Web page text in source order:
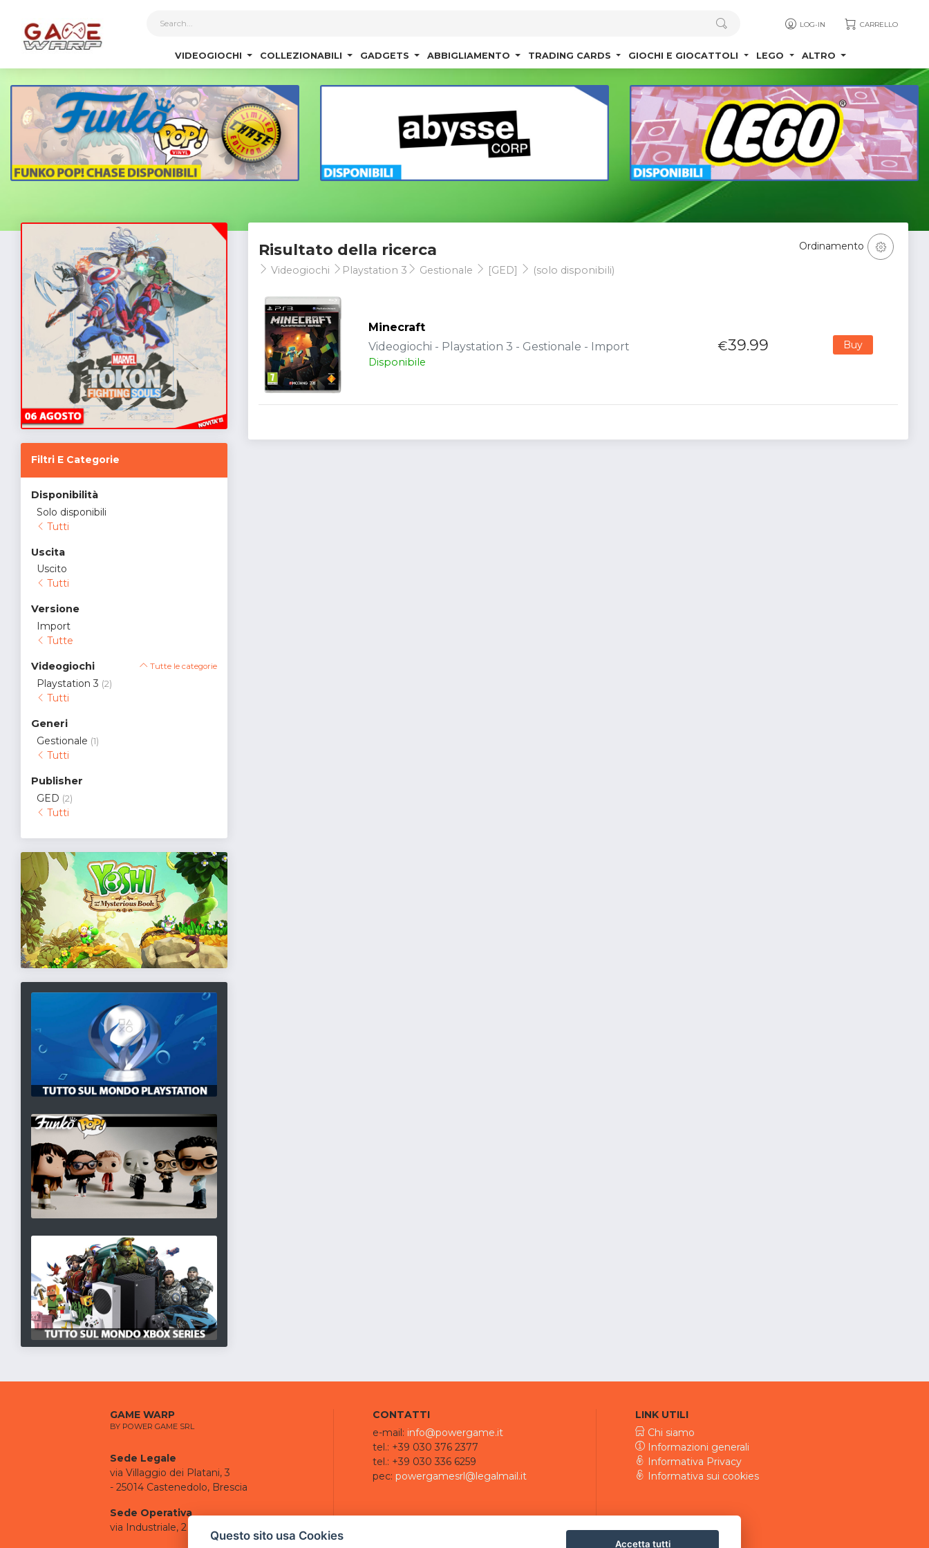
LOG-IN CARRELLO
VIDEOGIOCHI COLLEZIONABILI GADGETS ABBIGLIAMENTO TRADING CARDS GIOCHI E GIOCATTOLI LEGO ALTRO
Filtri E Categorie
Disponibilità
Solo disponibili
Tutti
Uscita
Uscito
Tutti
Versione
Import
Tutte
Videogiochi Tutte le categorie
Playstation 3 (2)
Tutti
Generi
Gestionale (1)
Tutti
Publisher
GED (2)
Tutti
Risultato della ricerca
Videogiochi Playstation 3 Gestionale [GED] (solo disponibili)
Ordinamento
Minecraft
Videogiochi - Playstation 3 - Gestionale - Import
Disponibile
€39.99 Buy
GAME WARP
BY POWER GAME SRL
Sede Legale
via Villaggio dei Platani, 3
- 25014 Castenedolo, Brescia
Sede Operativa
via Industriale, 2 - 25082 Botticino, BS
CONTATTI
e-mail: info@powergame.it
tel.: +39 030 376 2377
tel.: +39 030 336 6259
pec: powergamesrl@legalmail.it
LINK UTILI
Chi siamo
Informazioni generali
Informativa Privacy
Informativa sui cookies
Questo sito usa Cookies
Accetta tutti